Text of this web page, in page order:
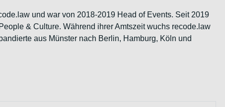
und war von 2018-2019 Head of Events. Seit 2019
& Culture. Während ihrer Amtszeit wuchs recode.law
aus Münster nach Berlin, Hamburg, Köln und